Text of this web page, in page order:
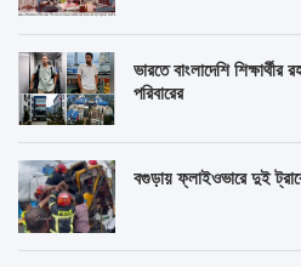
ভারতে বাংলাদেশি
পরিবারের
বগুড়ায় ফ্লাইওভারে দুই